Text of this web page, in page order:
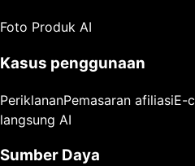
Foto Produk AI
Kasus penggunaan
PeriklananPemasaran afiliasiE-
langsung AI
Sumber Daya